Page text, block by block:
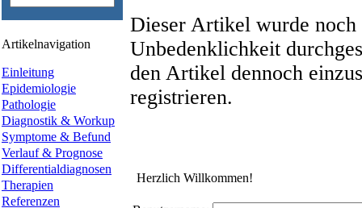
Artikelnavigation
Einleitung
Epidemiologie
Pathologie
Diagnostik & Workup
Symptome & Befund
Verlauf & Prognose
Differentialdiagnosen
Therapien
Referenzen
Dieser Artikel wurde
Unbedenklichkeit
den Artikel dennoch
registrieren.
Herzlich Willkommen!